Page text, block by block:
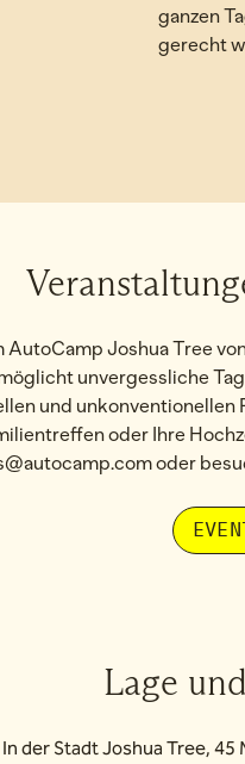
ganzen
gerecht
AutoCamp Joshua Tree
unvergessliche
und unkonventionellen
oder Ihre
oder
Lage
In der Stadt Joshua Tree,